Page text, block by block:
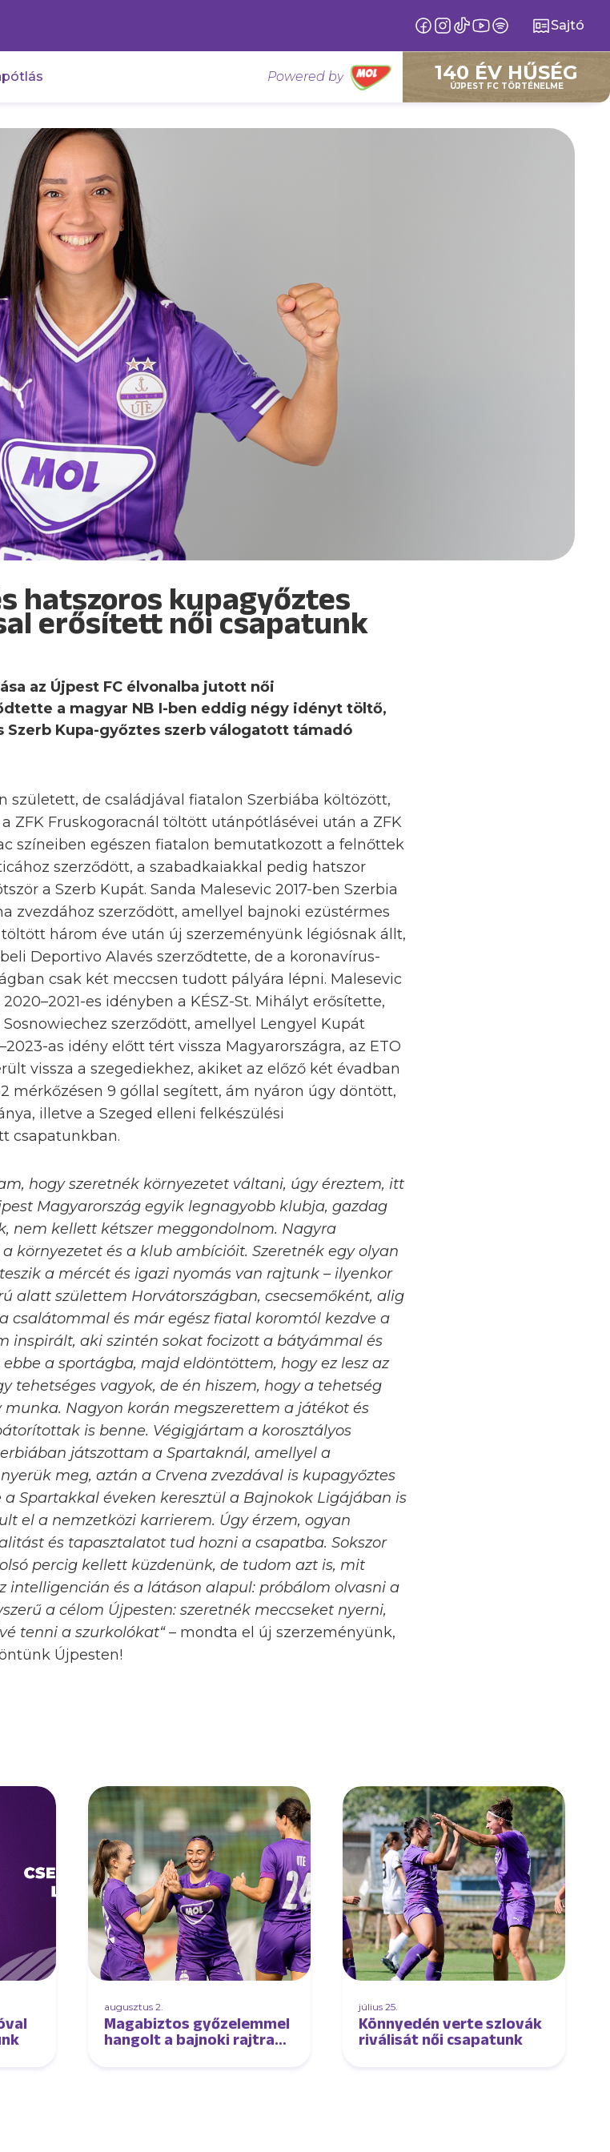
Sajtó
Powered by 140 ÉV HŰSÉG
ÚJPEST FC TÖRTÉNELME
hatszoros kupagyőztes
erősített női csapatunk
az Újpest FC élvonalba jutott női
a magyar NB I-ben eddig négy idényt töltő,
Szerb Kupa-győztes szerb válogatott támadó
született, de családjával fiatalon Szerbiába költözött,
ZFK Fruskogoracnál töltött utánpótlásévei után a ZFK
színeiben egészen fiatalon bemutatkozott a felnőttek
szerződött, a szabadkaiakkal pedig hatszor
a Szerb Kupát. Sanda Malesevic 2017-ben Szerbia
zvezdához szerződött, amellyel bajnoki ezüstérmes
három éve után új szerzeményünk légiósnak állt,
Deportivo Alavés szerződtette, de a koronavírus-
csak két meccsen tudott pályára lépni. Malesevic
es idényben a KÉSZ-St. Mihályt erősítette,
szerződött, amellyel Lengyel Kupát
as idény előtt tért vissza Magyarországra, az ETO
vissza a szegediekhez, akiket az előző két évadban
mérkőzésen 9 góllal segített, ám nyáron úgy döntött,
illetve a Szeged elleni felkészülési
csapatunkban.
hogy szeretnék környezetet váltani, úgy éreztem, itt
Magyarország egyik legnagyobb klubja, gazdag
nem kellett kétszer meggondolnom. Nagyra
környezetet és a klub ambícióit. Szeretnék egy olyan
a mércét és igazi nyomás van rajtunk – ilyenkor
alatt születtem Horvátországban, csecsemőként, alig
csalátommal és már egész fiatal koromtól kezdve a
inspirált, aki szintén sokat focizott a bátyámmal és
a sportágba, majd eldöntöttem, hogy ez lesz az
tehetséges vagyok, de én hiszem, hogy a tehetség
munka. Nagyon korán megszerettem a játékot és
is benne. Végigjártam a korosztályos
játszottam a Spartaknál, amellyel a
meg, aztán a Crvena zvezdával is kupagyőztes
Spartakkal éveken keresztül a Bajnokok Ligájában is
el a nemzetközi karrierem. Úgy érzem, ogyan
és tapasztalatot tud hozni a csapatba. Sokszor
percig kellett küzdenünk, de tudom azt is, mit
intelligencián és a látáson alapul: próbálom olvasni a
a célom Újpesten: szeretnék meccseket nyerni,
tenni a szurkolókat“– mondta el új szerzeményünk,
Újpesten!
augusztus 2.
Magabiztos győzelemmel
hangolt a bajnoki rajtra
július 25.
Könnyedén verte szlovák
riválisát női csapatunk